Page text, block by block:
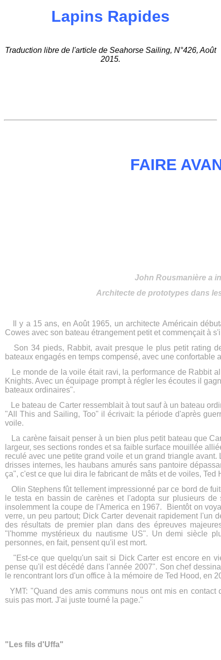
Lapins Rapides
Traduction libre de l'article de Seahorse Sailing, N°426, Août
2015.
FAIRE
John Rousmanière a
Architecte de prototypes dans
Il y a 15 ans, en Août 1965, un architecte Américain
Cowes avec son bateau étrangement petit et commençait à
Son 34 pieds, Rabbit, avait presque le plus petit rating
bateaux engagés en temps compensé, avec une confortable
Le monde de la voile était ravi, la performance de Rabbit
Knights. Avec un équipage prompt à régler les écoutes il
bateaux ordinaires".
Le bateau de Carter ressemblait à tout sauf à un bateau
"All This and Sailing, Too" il écrivait: la période d'après
voile.
La carène faisait penser à un bien plus petit bateau que
largeur, ses sections rondes et sa faible surface mouillée
reculé avec une petite grand voile et un grand triangle
drisses internes, les haubans amurés sans pantoire
ça", c'est ce que lui dira le fabricant de mâts et de voiles, Ted
Olin Stephens fût tellement impressionné par ce bord de
le testa en bassin de carènes et l'adopta sur plusieurs
insolemment la coupe de l'America en 1967. Bientôt on
verre, un peu partout; Dick Carter devenait rapidement l'un
des résultats de premier plan dans des épreuves
"l'homme mystérieux du nautisme US". Un demi siècle
personnes, en fait, pensent qu'il est mort.
"Est-ce que quelqu'un sait si Dick Carter est encore en
pense qu'il est décédé dans l'année 2007". Son chef
le rencontrant lors d'un office à la mémoire de Ted Hood, en
YMT: "Quand des amis communs nous ont mis en
suis pas mort. J'ai juste tourné la page."
"Les fils d'Uffa"